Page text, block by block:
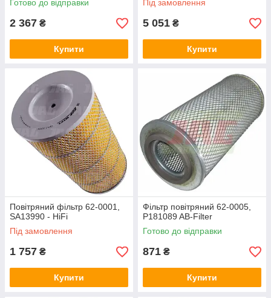
Готово до відправки
2 367 ₴
Купити
Під замовлення
5 051 ₴
Купити
Повітряний фільтр 62-0001,
SA13990 - HiFi
Під замовлення
1 757 ₴
Купити
Фільтр повітряний 62-0005,
P181089 AB-Filter
Готово до відправки
871 ₴
Купити